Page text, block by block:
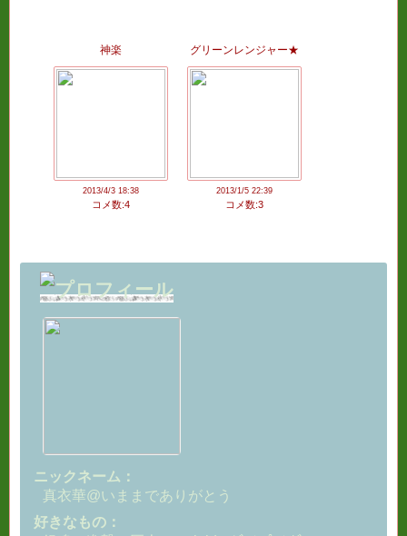
神楽
2013/4/3 18:38
コメ数:4
グリーンレンジャー★
2013/1/5 22:39
コメ数:3
ニックネーム：
真衣華@いままでありがとう
好きなもの：